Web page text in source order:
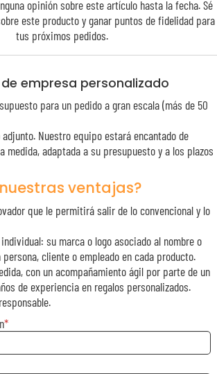
opinión sobre este artículo hasta la fecha. Sé
este producto y ganar puntos defidelidadpara
tus próximos pedidos.
empresa personalizado
para un pedido a gran escala (más de 50
Nuestro equipo estará encantado de
medida, adaptada a su presupuesto y a los plazos
ventajas?
que le permitirá salir de lo convencional y lo
su marca o logo asociado al nombre o
cliente o empleado en cada producto.
con un acompañamiento ágil por parte de un
de experiencia en regalos personalizados.